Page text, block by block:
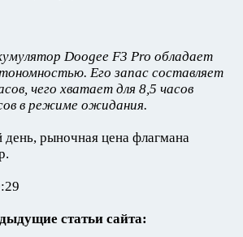
Doogee F3 Pro обладает
Его запас составляет
чего хватает для 8,5 часов
в режиме ожидания.
рыночная цена флагмана
статьи сайта: